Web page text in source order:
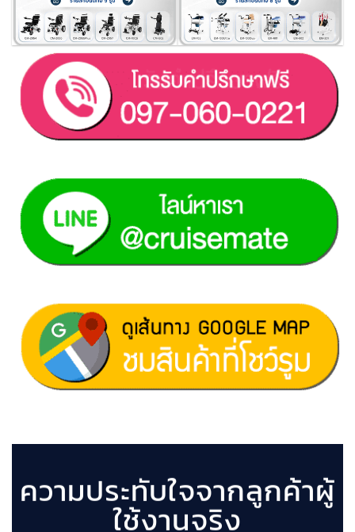
ความประทับใจจากลูกค้าผู้
ใช้งานจริง